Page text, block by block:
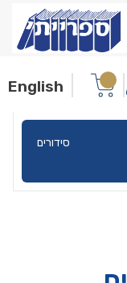
English
סידורים